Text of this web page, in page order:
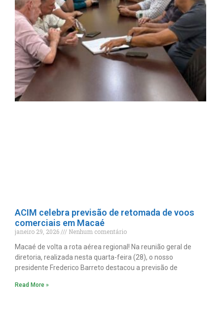
ACIM celebra previsão de retomada de voos
comerciais em Macaé
janeiro 29, 2026
Nenhum comentário
Macaé de volta a rota aérea regional! Na reunião geral de
diretoria, realizada nesta quarta-feira (28), o nosso
presidente Frederico Barreto destacou a previsão de
Read More »